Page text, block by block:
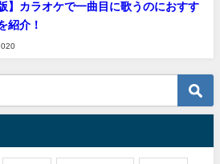
】カラオケで一曲目に歌うのにおすす
紹介！